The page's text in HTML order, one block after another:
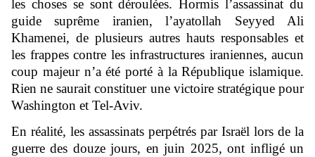
les choses se sont déroulées. Hormis l’assassinat du
guide suprême iranien, l’ayatollah Seyyed Ali
Khamenei, de plusieurs autres hauts responsables et
les frappes contre les infrastructures iraniennes, aucun
coup majeur n’a été porté à la République islamique.
Rien ne saurait constituer une victoire stratégique pour
Washington et Tel-Aviv.
En réalité, les assassinats perpétrés par Israël lors de la
guerre des douze jours, en juin 2025, ont infligé un